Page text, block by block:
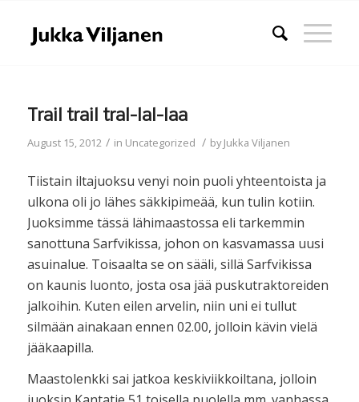
Trail trail tral-lal-laa
August 15, 2012 / in Uncategorized / byJukka Viljanen
Tiistain iltajuoksu venyi noin puoli yhteentoista ja
ulkona oli jo lähes säkkipimeää, kun tulin kotiin.
Juoksimme tässä lähimaastossa eli tarkemmin
sanottuna Sarfvikissa, johon on kasvamassa uusi
asuinalue. Toisaalta se on sääli, sillä Sarfvikissa
on kaunis luonto, josta osa jää puskutraktoreiden
jalkoihin. Kuten eilen arvelin, niin uni ei tullut
silmään ainakaan ennen 02.00, jolloin kävin vielä
jääkaapilla.
Maastolenkki sai jatkoa keskiviikkoiltana, jolloin